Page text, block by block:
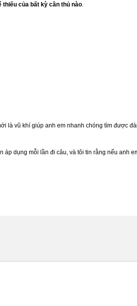
của bất kỳ cần thủ nào
là vũ khí giúp anh em nhanh chóng tìm được
áp dụng mỗi lần đi câu, và tôi tin rằng nếu anh